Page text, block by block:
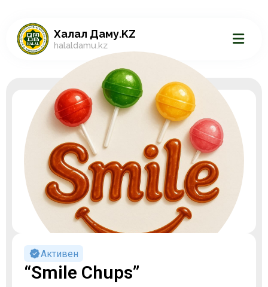
Халал Даму.KZ
halaldamu.kz
Активен
“Smile Chups”